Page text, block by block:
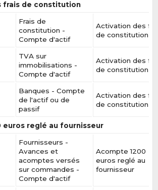
frais de constitution
Frais de
constitution -
Compte d'actif
Activation des
de constitution
TVA sur
immobilisations -
Compte d'actif
Activation des
de constitution
Banques - Compte
de l'actif ou de
passif
Activation des
de constitution
euros reglé au fournisseur
Fournisseurs -
Avances et
acomptes versés
sur commandes -
Compte d'actif
Acompte 1200
euros reglé au
fournisseur